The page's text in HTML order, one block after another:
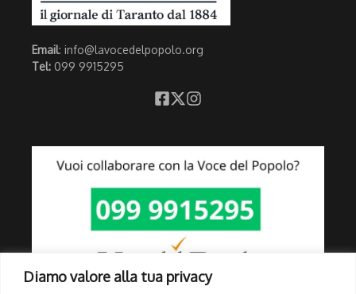
Diamo valore alla tua privacy
Email: info@lavocedelpopolo.org
Tel: 099 9915295